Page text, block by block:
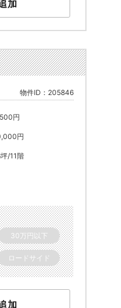
加
物件ID：205846
円
円
/11階
30万円以下
ロードサイド
加